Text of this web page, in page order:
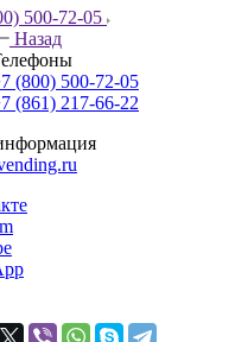
500-72-05
Назад
(800) 500-72-05
(861) 217-66-22